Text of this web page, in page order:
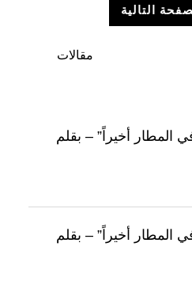
التالية
مقالات
المطار أخيراً” – بقلم
المطار أخيراً” – بقلم